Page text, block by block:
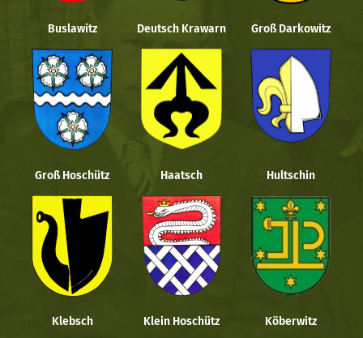
Buslawitz Deutsch Krawarn Groß Darkowitz
Groß Hoschütz Haatsch Hultschin
Klebsch Klein Hoschütz Köberwitz